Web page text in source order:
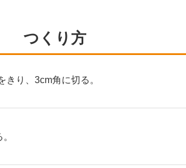
つくり方
り、3cm角に切る。